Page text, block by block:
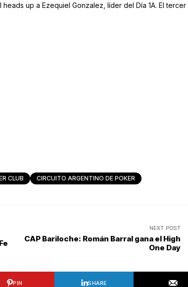
up a Ezequiel Gonzalez, líder del Día 1A. El tercer
CLUB CIRCUITO ARGENTINO DE POKER
NEXT POST
CAP Bariloche: Román Barral gana el High
One Day
PIN SHARE